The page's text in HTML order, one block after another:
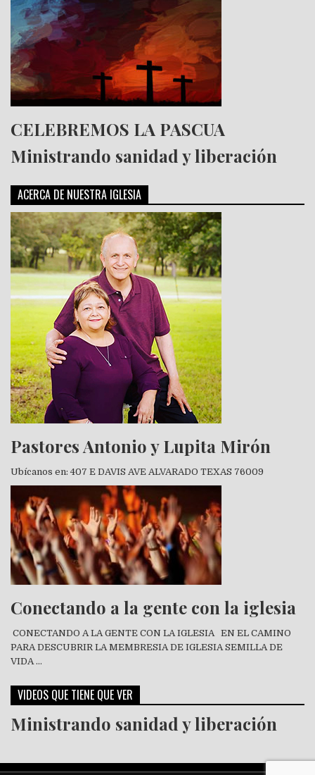
CELEBREMOS LA PASCUA
Ministrando sanidad y liberación
ACERCA DE NUESTRA IGLESIA
Pastores Antonio y Lupita Mirón
Ubícanos en: 407 E DAVIS AVE ALVARADO TEXAS 76009
Conectando a la gente con la iglesia
CONECTANDO A LA GENTE CON LA IGLESIA EN EL CAMINO
PARA DESCUBRIR LA MEMBRESIA DE IGLESIA SEMILLA DE
VIDA …
VIDEOS QUE TIENE QUE VER
Ministrando sanidad y liberación